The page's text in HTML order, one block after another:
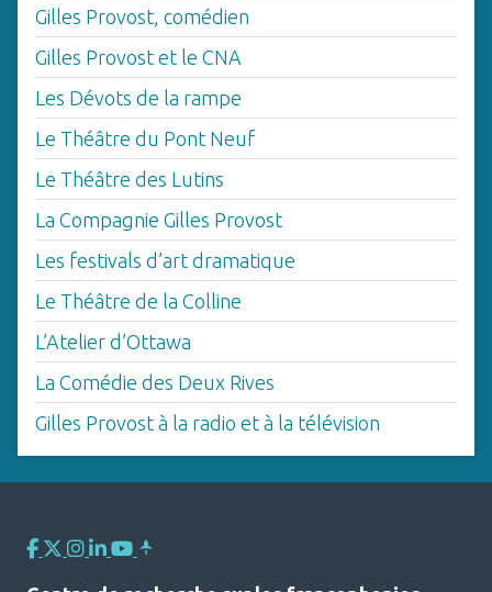
Gilles Provost, comédien
Gilles Provost et le CNA
Les Dévots de la rampe
Le Théâtre du Pont Neuf
Le Théâtre des Lutins
La Compagnie Gilles Provost
Les festivals d’art dramatique
Le Théâtre de la Colline
L’Atelier d’Ottawa
La Comédie des Deux Rives
Gilles Provost à la radio et à la télévision